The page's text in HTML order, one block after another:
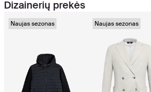
Dizainerių prekės
Naujas sezonas Naujas sezonas